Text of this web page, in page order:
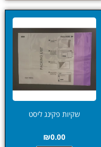
שקיות פקינג ליסט
₪0.00